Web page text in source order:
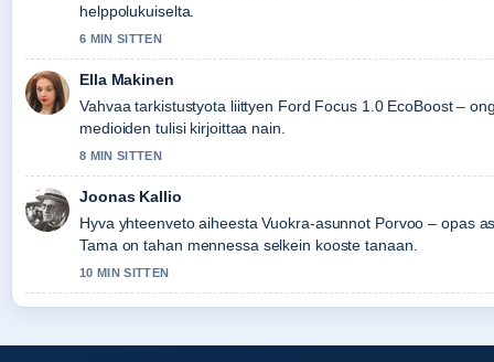
helppolukuiselta.
6 MIN SITTEN
Ella Makinen
Vahvaa tarkistustyota liittyen Ford Focus 1.0 EcoBoost –
medioiden tulisi kirjoittaa nain.
8 MIN SITTEN
Joonas Kallio
Hyva yhteenveto aiheesta Vuokra-asunnot Porvoo – opas
Tama on tahan mennessa selkein kooste tanaan.
10 MIN SITTEN